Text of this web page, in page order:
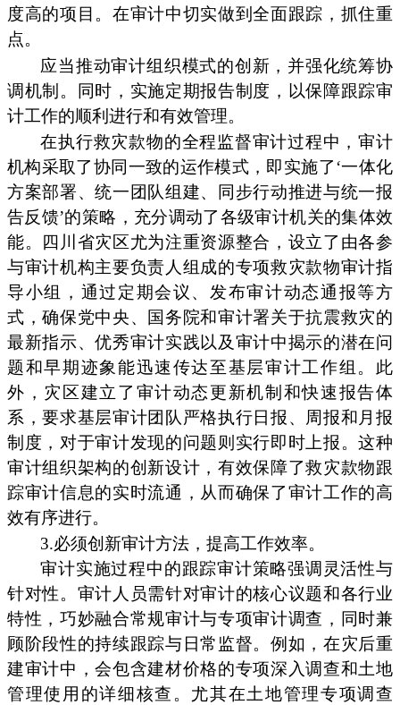
度高的项目。在审计中切实做到全面跟踪，抓住重
点。
应当推动审计组织模式的创新，并强化统筹协
调机制。同时，实施定期报告制度，以保障跟踪审
计工作的顺利进行和有效管理。
在执行救灾款物的全程监督审计过程中，审计
机构采取了协同一致的运作模式，即实施了‘一体化
方案部署、统一团队组建、同步行动推进与统一报
告反馈’的策略，充分调动了各级审计机关的集体效
能。四川省灾区尤为注重资源整合，设立了由各参
与审计机构主要负责人组成的专项救灾款物审计指
导小组，通过定期会议、发布审计动态通报等方
式，确保党中央、国务院和审计署关于抗震救灾的
最新指示、优秀审计实践以及审计中揭示的潜在问
题和早期迹象能迅速传达至基层审计工作组。此
外，灾区建立了审计动态更新机制和快速报告体
系，要求基层审计团队严格执行日报、周报和月报
制度，对于审计发现的问题则实行即时上报。这种
审计组织架构的创新设计，有效保障了救灾款物跟
踪审计信息的实时流通，从而确保了审计工作的高
效有序进行。
3.必须创新审计方法，提高工作效率。
审计实施过程中的跟踪审计策略强调灵活性与
针对性。审计人员需针对审计的核心议题和各行业
特性，巧妙融合常规审计与专项审计调查，同时兼
顾阶段性的持续跟踪与日常监督。例如，在灾后重
建审计中，会包含建材价格的专项深入调查和土地
管理使用的详细核查。尤其在土地管理专项调查